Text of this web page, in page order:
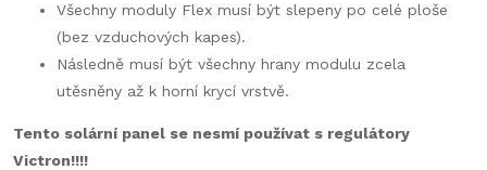
Všechny moduly Flex musí být slepeny po celé ploše
(bez vzduchových kapes).
Následně musí být všechny hrany modulu zcela
utěsněny až k horní krycí vrstvě.
Tento solární panel se nesmí používat s regulátory
Victron!!!!